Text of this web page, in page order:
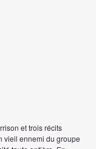
et trois récits
vieil ennemi du groupe